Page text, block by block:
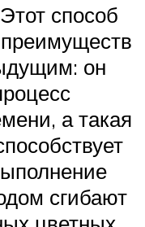
способ
он
а такая
сгибают